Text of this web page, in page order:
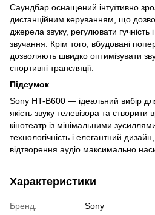
Саундбар оснащений інтуїтивно
дистанційним керуванням, що
джерела звуку, регулювати
звучання. Крім того, вбудовані
дозволяють швидко оптимізувати
спортивні трансляції.
Підсумок
Sony HT-B600 — ідеальний вибір
якість звуку телевізора та
кінотеатр із мінімальними
технологічність і елегантний
відтворення аудіо максимально
Характеристики
Бренд:
Sony